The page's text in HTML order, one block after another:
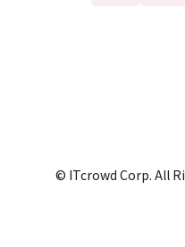
© ITcrowd Corp. All